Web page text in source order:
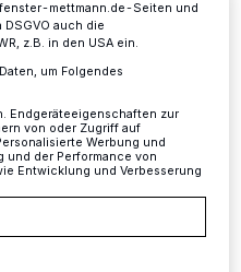
Lesezeit
mettmann.de-Seiten und
DSGVO auch die
z.B. in den USA ein.
um Folgendes
Endgeräteeigenschaften zur
von oder Zugriff auf
Werbung und
und der Performance von
Entwicklung und Verbesserung